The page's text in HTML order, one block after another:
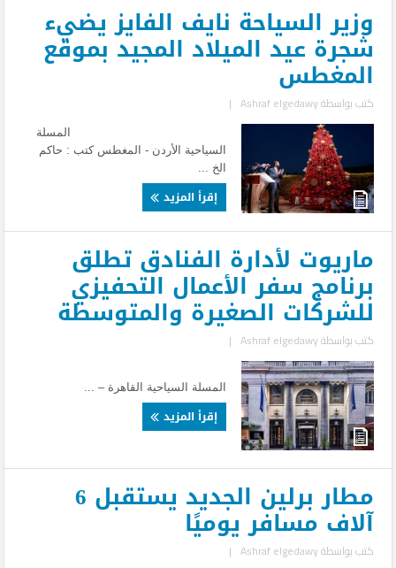
وزير السياحة نايف الفايز يضيء
شجرة عيد الميلاد المجيد بموقع
المغطس
كتب بواسطةAshraf elgedawy
|
المسلة
السياحية الأردن - المغطس كتب : حاكم
الخ ...
إقرأ المزيد
ماريوت لأدارة الفنادق تطلق
برنامج سفر الأعمال التحفيزي
للشركات الصغيرة والمتوسطة
كتب بواسطةAshraf elgedawy
|
المسلة السياحية القاهرة – ...
إقرأ المزيد
مطار برلين الجديد يستقبل 6
آلاف مسافر يوميًا
كتب بواسطةAshraf elgedawy
|